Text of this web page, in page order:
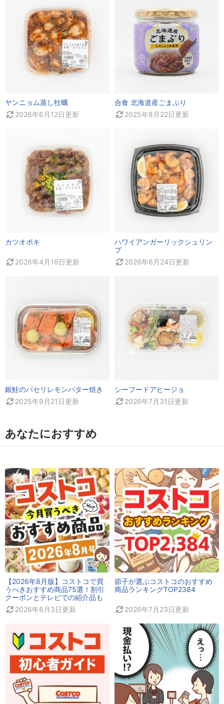
ヤンニョム蒸し牡蠣
2026年6月12日更新
合食 北海道産ごまぶり
2025年8月22日更新
カツオポキ
2026年4月16日更新
ハワイアンガーリックシュリン
プ
2026年6月24日更新
銀鮭のパセリレモンバター焼き
2025年9月21日更新
シーフードアヒージョ
2026年7月31日更新
あなたにおすすめ
【2026年8月版】コストコで買
うべきおすすめ商品75選！割引
クーポンとテレビでの紹介品も
2026年8月3日更新
節子が選ぶコストコのおすすめ
商品ランキングTOP2384
2026年7月23日更新